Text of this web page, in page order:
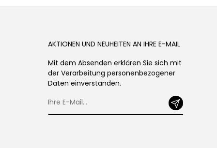
AKTIONEN UND NEUHEITEN AN IHRE E-MAIL
Mit dem Absenden erklären Sie sich mit
der Verarbeitung personenbezogener
Daten einverstanden.